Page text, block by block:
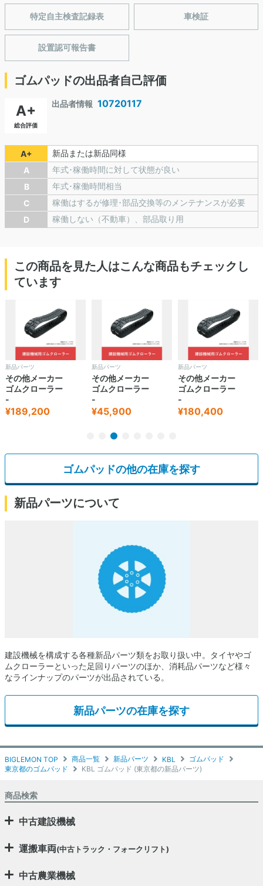
BIGLEMON TOP 商品一覧 新品パーツ KBL
ゴムパッド
東京都のゴムパッド
KBL ゴムパッド (東京都の新品パーツ)
特定自主検査記録表 車検証
設置認可報告書
ゴムパッドの出品者自己評価
A+
総合評価
出品者情報 10720117
A+
新品または新品同様
A
年式･稼働時間に対して状態が良い
B
年式･稼働時間相当
C
稼働はするが修理･部品交換等のメンテナンスが必要
D
稼働しない（不動車）、部品取り用
この商品を見た人はこんな商品もチェックし
ています
新品パーツ
その他メーカー
ゴムクローラー
-
¥189,200
新品パーツ
その他メーカー
ゴムクローラー
-
¥45,900
新品パーツ
その他メーカー
ゴムクローラー
-
¥180,400
ゴムパッドの他の在庫を探す
新品パーツについて
建設機械を構成する各種新品パーツ類をお取り扱い中。タイヤやゴ
ムクローラーといった足回りパーツのほか、消耗品パーツなど様々
なラインナップのパーツが出品されている。
新品パーツの在庫を探す
商品検索
中古建設機械
運搬車両(中古トラック・フォークリフト)
中古農業機械